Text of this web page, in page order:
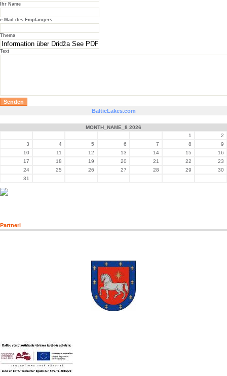
Ihr Name
e-Mail des Empfängers
Thema
Text
BalticLakes.com
MONTH_NAME_8 2026
1
2
3
4 5 6 7 8
9
10
11 12 13 14 15
16
17
18 19 20 21 22
23
24
25 26 27 28 29
30
31
Partneri